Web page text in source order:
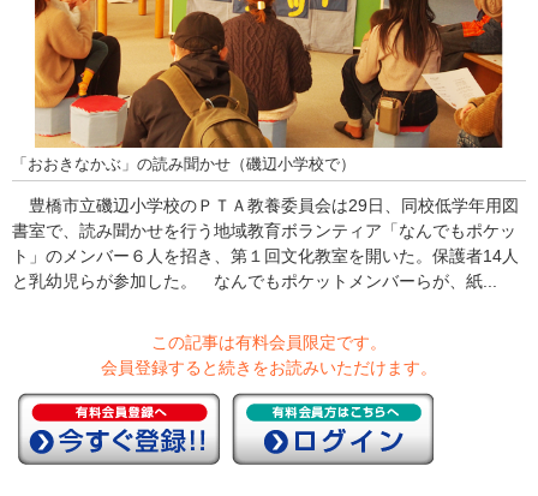
「おおきなかぶ」の読み聞かせ（磯辺小学校で）
豊橋市立磯辺小学校のＰＴＡ教養委員会は29日、同校低学年用図
書室で、読み聞かせを行う地域教育ボランティア「なんでもポケッ
ト」のメンバー６人を招き、第１回文化教室を開いた。保護者14人
と乳幼児らが参加した。 なんでもポケットメンバーらが、紙...
この記事は有料会員限定です。
会員登録すると続きをお読みいただけます。